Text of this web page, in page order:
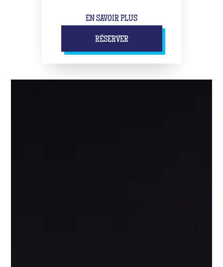
EN SAVOIR PLUS
RÉSERVER